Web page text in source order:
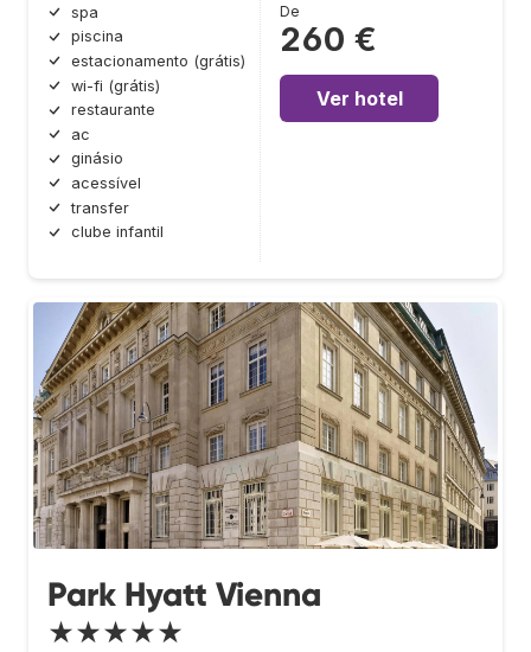
spa
piscina
estacionamento (grátis)
wi-fi (grátis)
restaurante
ac
ginásio
acessível
transfer
clube infantil
De
260 €
Ver hotel
Park Hyatt Vienna
★★★★★